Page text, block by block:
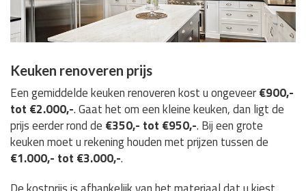
Keuken renoveren prijs
Een gemiddelde keuken renoveren kost u ongeveer€900,-
tot €2.000,-. Gaat het om een kleine keuken, dan ligt de
prijs eerder rond de €350,- tot €950,-. Bij een grote
keuken moet u rekening houden met prijzen tussen de
€1.000,- tot €3.000,-.